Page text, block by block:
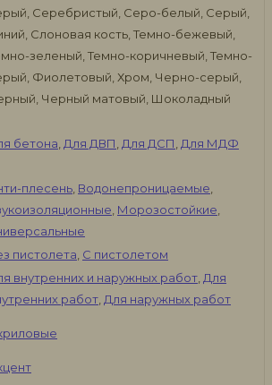
Серебристый, Серо-белый, Серый,
Слоновая кость, Темно-бежевый,
зеленый, Темно-коричневый, Темно-
Фиолетовый, Хром, Черно-серый,
Черный матовый, Шоколадный
бетона,Для ДВП,Для ДСП,Для МДФ
плесень, Водонепроницаемые,
, Морозостойкие,
пистолета, С пистолетом
внутренних и наружных работ,Для
работ,Для наружных работ